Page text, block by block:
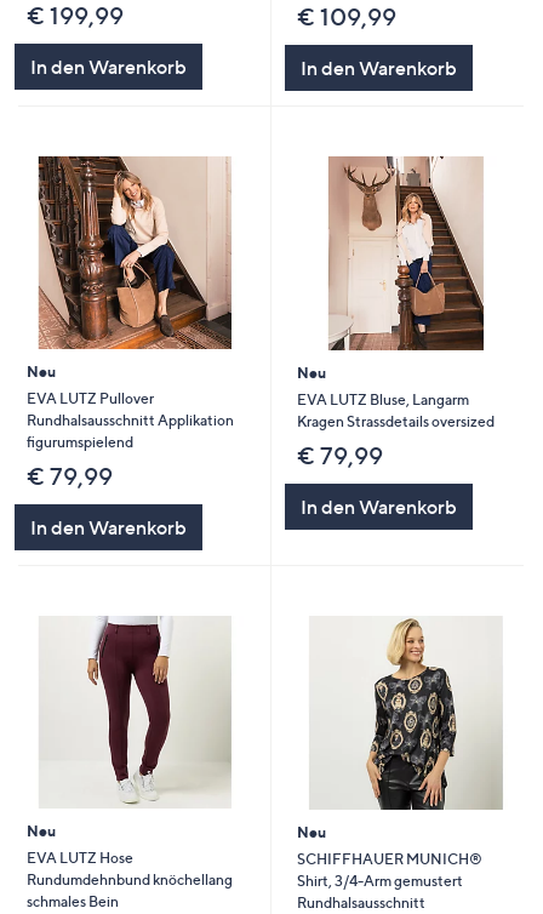
€ 199,99
In den Warenkorb
€ 109,99
In den Warenkorb
Neu
EVA LUTZ Pullover
Rundhalsausschnitt Applikation
figurumspielend
€ 79,99
In den Warenkorb
Neu
EVA LUTZ Bluse, Langarm
Kragen Strassdetails oversized
€ 79,99
In den Warenkorb
Neu
EVA LUTZ Hose
Rundumdehnbund knöchellang
schmales Bein
Neu
SCHIFFHAUER MUNICH®
Shirt, 3/4-Arm gemustert
Rundhalsausschnitt